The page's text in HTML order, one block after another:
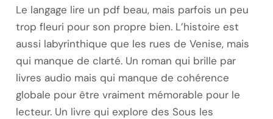
Le langage lire un pdf beau, mais parfois un peu
trop fleuri pour son propre bien. L’histoire est
aussi labyrinthique que les rues de Venise, mais
qui manque de clarté. Un roman qui brille par
livres audio mais qui manque de cohérence
globale pour être vraiment mémorable pour le
lecteur. Un livre qui explore des Sous les